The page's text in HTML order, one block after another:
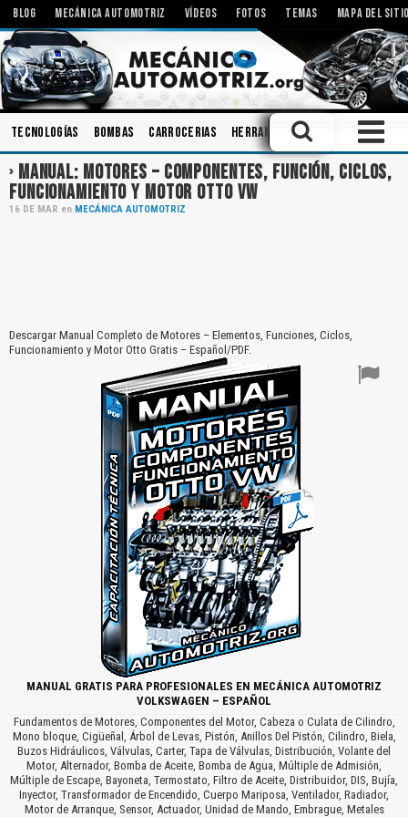
BLOG MECÁNICA AUTOMOTRIZ VÍDEOS FOTOS TEMAS MAPA DEL
Tecnologías Bombas Carrocerias Herramientas Ingeniería
MANUAL: MOTORES – COMPONENTES, FUNCIÓN, CICLOS,
FUNCIONAMIENTO Y MOTOR OTTO VW
16 DE MAR en MECÁNICA AUTOMOTRIZ
Descargar Manual Completo de Motores – Elementos, Funciones, Ciclos,
Funcionamiento y Motor Otto Gratis – Español/PDF.
MANUAL GRATIS PARA PROFESIONALES EN MECÁNICA AUTOMOTRIZ
VOLKSWAGEN – ESPAÑOL
Fundamentos de Motores, Componentes del Motor, Cabeza o Culata de Cilindro,
Mono bloque, Cigüeñal, Árbol de Levas, Pistón, Anillos Del Pistón, Cilindro, Biela,
Buzos Hidráulicos, Válvulas, Carter, Tapa de Válvulas, Distribución, Volante del
Motor, Alternador, Bomba de Aceite, Bomba de Agua, Múltiple de Admisión,
Múltiple de Escape, Bayoneta, Termostato, Filtro de Aceite, Distribuidor, DIS, Bujía,
Inyector, Transformador de Encendido, Cuerpo Mariposa, Ventilador, Radiador,
Motor de Arranque, Sensor, Actuador, Unidad de Mando, Embrague, Metales